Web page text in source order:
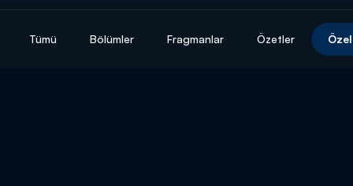
Tümü Bölümler Fragmanlar Özetler